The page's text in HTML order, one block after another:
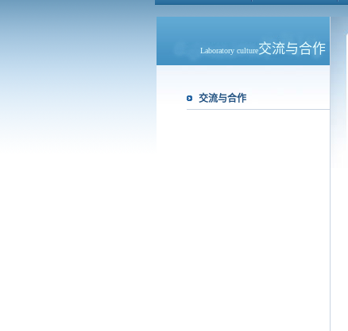
Laboratory culture交流与合作
交流与合作